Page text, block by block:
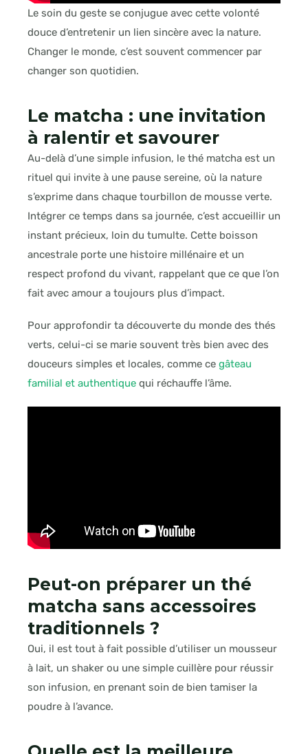
Le soin du geste se conjugue avec cette volonté
douce d’entretenir un lien sincère avec la nature.
Changer le monde, c’est souvent commencer par
changer son quotidien.
Le matcha : une invitation
à ralentir et savourer
Au-delà d’une simple infusion, le thé matcha est un
rituel qui invite à une pause sereine, où la nature
s’exprime dans chaque tourbillon de mousse verte.
Intégrer ce temps dans sa journée, c’est accueillir un
instant précieux, loin du tumulte. Cette boisson
ancestrale porte une histoire millénaire et un
respect profond du vivant, rappelant que ce que l’on
fait avec amour a toujours plus d’impact.
Pour approfondir ta découverte du monde des thés
verts, celui-ci se marie souvent très bien avec des
douceurs simples et locales, comme ce gâteau
familial et authentique qui réchauffe l’âme.
Peut-on préparer un thé
matcha sans accessoires
traditionnels ?
Oui, il est tout à fait possible d’utiliser un mousseur
à lait, un shaker ou une simple cuillère pour réussir
son infusion, en prenant soin de bien tamiser la
poudre à l’avance.